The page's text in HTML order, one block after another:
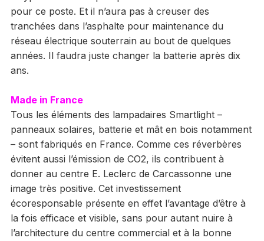
pour ce poste. Et il n’aura pas à creuser des
tranchées dans l’asphalte pour maintenance du
réseau électrique souterrain au bout de quelques
années. Il faudra juste changer la batterie après dix
ans.
Made in France
Tous les éléments des lampadaires Smartlight –
panneaux solaires, batterie et mât en bois notamment
– sont fabriqués en France. Comme ces réverbères
évitent aussi l’émission de CO2, ils contribuent à
donner au centre E. Leclerc de Carcassonne une
image très positive. Cet investissement
écoresponsable présente en effet l’avantage d’être à
la fois efficace et visible, sans pour autant nuire à
l’architecture du centre commercial et à la bonne